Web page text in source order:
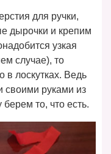
для ручки,
дырочки и крепим
узкая
случае), то
в лоскутках. Ведь
своими руками из
то, что есть.